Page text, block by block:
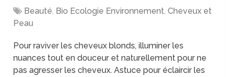
Beauté, Bio Ecologie Environnement,Cheveux et
Peau
Pour raviver les cheveux blonds, illuminer les
nuances tout en douceur et naturellement pour ne
pas agresser les cheveux. Astuce pour éclaircir les